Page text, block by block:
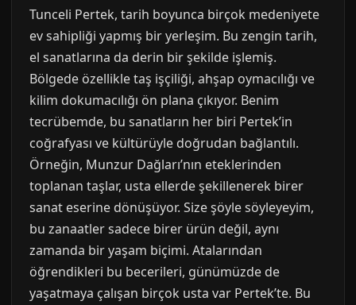
Tunceli Pertek, tarih boyunca birçok medeniyete
ev sahipliği yapmış bir yerleşim. Bu zengin tarih,
el sanatlarına da derin bir şekilde işlemiş.
Bölgede özellikle taş işçiliği, ahşap oymacılığı ve
kilim dokumacılığı ön plana çıkıyor. Benim
tecrübemde, bu sanatların her biri Pertek’in
coğrafyası ve kültürüyle doğrudan bağlantılı.
Örneğin, Munzur Dağları’nın eteklerinden
toplanan taşlar, usta ellerde şekillenerek birer
sanat eserine dönüşüyor. Size şöyle söyleyeyim,
bu zanaatler sadece birer ürün değil, aynı
zamanda bir yaşam biçimi. Atalarından
öğrendikleri bu becerileri, günümüzde de
yaşatmaya çalışan birçok usta var Pertek’te. Bu